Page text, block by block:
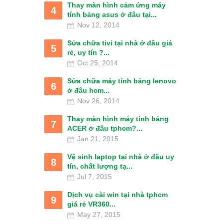
4
Thay màn hình cảm ứng máy
tính bảng asus ở đâu tại...
Nov 12, 2014
5
Sửa chữa tivi tại nhà ở đâu giá
rẻ, uy tín ?...
Oct 25, 2014
6
Sửa chữa máy tính bảng lenovo
ở đâu hcm...
Nov 26, 2014
7
Thay màn hình máy tính bảng
ACER ở đâu tphcm?...
Jan 21, 2015
8
Vệ sinh laptop tại nhà ở đâu uy
tín, chất lượng tạ...
Jul 7, 2015
9
Dịch vụ cài win tại nhà tphcm
giá rẻ VR360...
May 27, 2015